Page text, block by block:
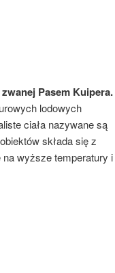
Pasem Kuipera.
lodowych
ciała nazywane są
składa się z
na wyższe temperatury i